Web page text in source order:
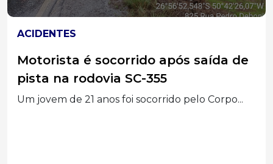
ACIDENTES
Motorista é socorrido após saída de
pista na rodovia SC-355
Um jovem de 21 anos foi socorrido pelo Corpo...